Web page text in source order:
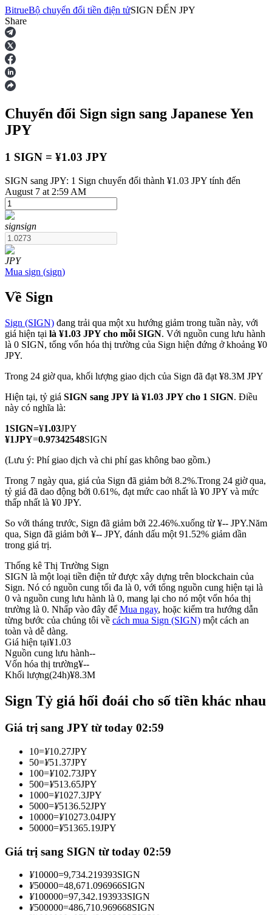
Hợp đồng tương lai
USDT Futures
COIN-M Futures
Futures sử dụng token làm tài sản thế chấp
TradFi
Phái sinh cổ phiếu, ngoại hối, kim loại quý và hàng hóa
USDC Futures vĩnh cửu
Sao chép Giao dịch
Tham gia cùng các nhà giao dịch hàng đầu
Trở thành Nhà giao dịch Sao chép
Tận hưởng chia sẻ lợi nhuận và hoa hồng giao dịch sao chép
BitrueBộ chuyển đổi tiền điện tửSIGN ĐẾN JPY
Share
Chuyển đổi Sign sign sang Japanese Yen
JPY
1 SIGN = ¥1.03 JPY
SIGN sang JPY: 1 Sign chuyển đổi thành ¥1.03 JPY tính đến
August 7 at 2:59 AM
signsign
JPY
Mua sign (sign)
Về Sign
Sign (SIGN) đang trải qua một xu hướng giảm trong tuần này, với
giá hiện tại là ¥1.03 JPY cho mỗi SIGN. Với nguồn cung lưu hành
là 0 SIGN, tổng vốn hóa thị trường của Sign hiện đứng ở khoảng ¥0
JPY.
Trong 24 giờ qua, khối lượng giao dịch của Sign đã đạt ¥8.3M JPY
Hiện tại, tỷ giá SIGN sang JPY là ¥1.03 JPY cho 1 SIGN. Điều
này có nghĩa là:
1SIGN=¥1.03JPY
¥1JPY=0.97342548SIGN
(Lưu ý: Phí giao dịch và chi phí gas không bao gồm.)
Trong 7 ngày qua, giá của Sign đã giảm bởi 8.2%.Trong 24 giờ qua,
tỷ giá đã dao động bởi 0.61%, đạt mức cao nhất là ¥0 JPY và mức
thấp nhất là ¥0 JPY.
So với tháng trước, Sign đã giảm bởi 22.46%.xuống từ ¥-- JPY.Năm
qua, Sign đã giảm bởi ¥-- JPY, đánh dấu một 91.52% giảm dần
trong giá trị.
Thống kê Thị Trường Sign
SIGN là một loại tiền điện tử được xây dựng trên blockchain của
Sign. Nó có nguồn cung tối đa là 0, với tổng nguồn cung hiện tại là
0 và nguồn cung lưu hành là 0, mang lại cho nó một vốn hóa thị
trường là 0. Nhấp vào đây để Mua ngay, hoặc kiểm tra hướng dẫn
từng bước của chúng tôi về cách mua Sign (SIGN) một cách an
toàn và dễ dàng.
Giá hiện tại¥1.03
Nguồn cung lưu hành--
Vốn hóa thị trường¥--
Khối lượng(24h)¥8.3M
Sign Tỷ giá hối đoái cho số tiền khác nhau
Giá trị sang JPY từ today 02:59
10=¥10.27JPY
50=¥51.37JPY
100=¥102.73JPY
500=¥513.65JPY
1000=¥1027.3JPY
5000=¥5136.52JPY
10000=¥10273.04JPY
50000=¥51365.19JPY
Giá trị sang SIGN từ today 02:59
¥10000=9,734.219393SIGN
¥50000=48,671.096966SIGN
¥100000=97,342.193933SIGN
¥500000=486,710.969668SIGN